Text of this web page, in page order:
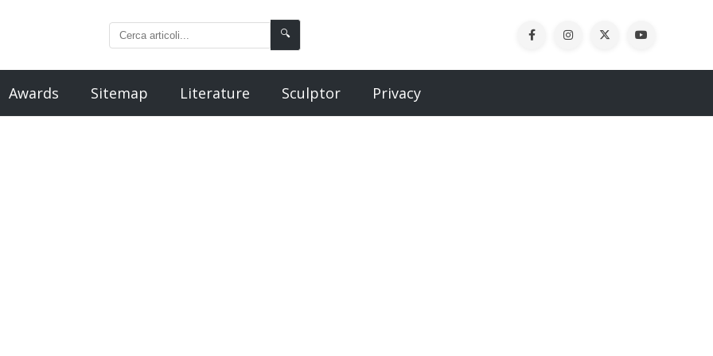
🔍
Awards Sitemap Literature Sculptor Privacy